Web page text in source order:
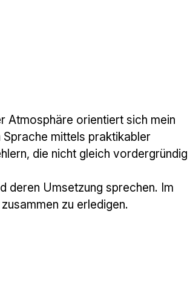
mittels praktikabler
die nicht gleich vordergründig
deren Umsetzung sprechen. Im
zu erledigen.